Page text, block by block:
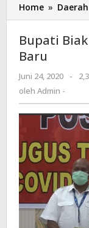
Home » Daerah
Bupati
Baru
Juni 24, 2020
oleh
-
oleh Admin -